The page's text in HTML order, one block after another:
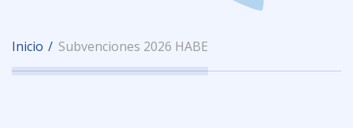
Inicio Subvenciones 2026 HABE